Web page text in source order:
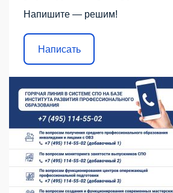
Напишите — решим!
Написать